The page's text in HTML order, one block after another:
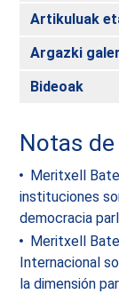
Artikuluak
Argazki
Bideoak
Notas
Meritxell
instituciones
democracia
Meritxell
Internacional
la dimensión